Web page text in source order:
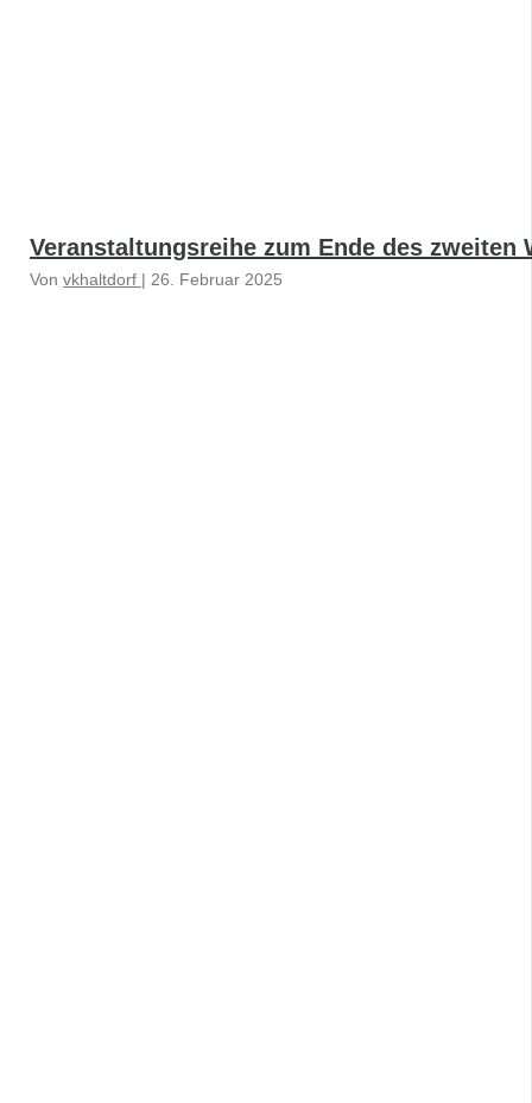
Veranstaltungsreihe zum Ende des
Von vkhaltdorf | 26. Februar 2025